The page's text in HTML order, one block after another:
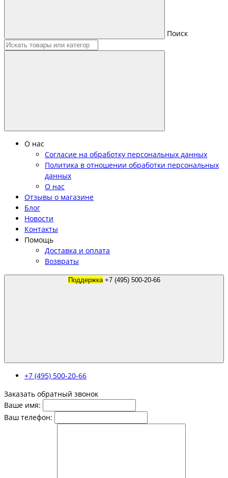
Поиск
О нас
Согласие на обработку персональных данных
Политика в отношении обработки персональных
данных
О нас
Отзывы о магазине
Блог
Новости
Контакты
Помощь
Доставка и оплата
Возвраты
Поддержка +7 (495) 500-20-66
+7 (495) 500-20-66
Заказать обратный звонок
Ваше имя:
Ваш телефон: